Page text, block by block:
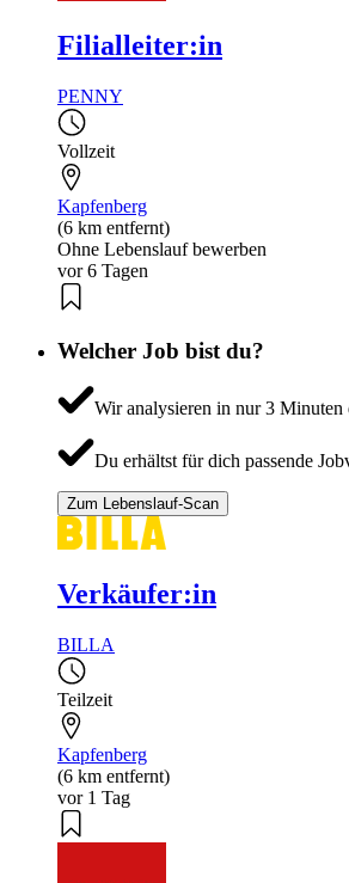
Filialleiter:in
PENNY
Vollzeit
Kapfenberg
(6 km entfernt)
Ohne Lebenslauf bewerben
vor 6 Tagen
Welcher Job bist du?
Wir analysieren in nur 3 Minuten
Du erhältst für dich passende
Zum Lebenslauf-Scan
Verkäufer:in
BILLA
Teilzeit
Kapfenberg
(6 km entfernt)
vor 1 Tag